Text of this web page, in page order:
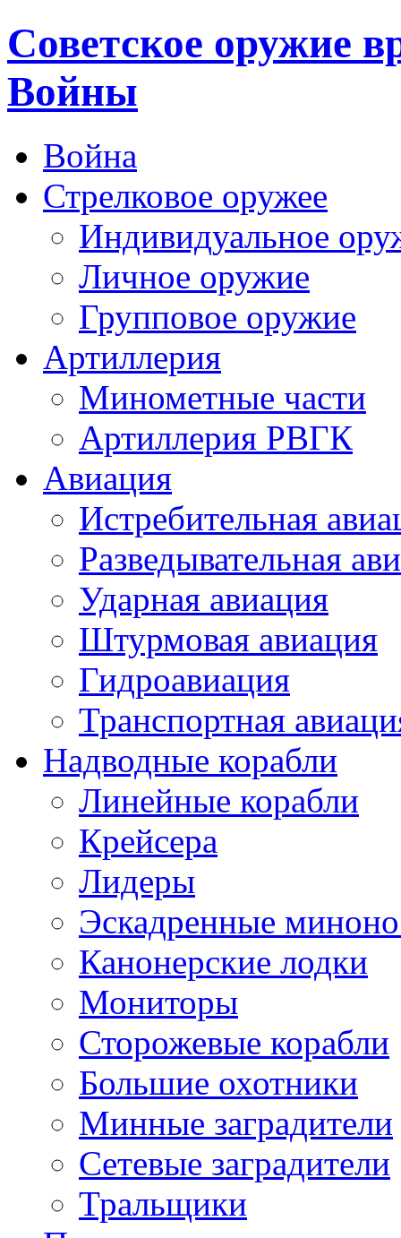
Cоветское оружие
Войны
Война
Стрелковое оружее
Индивидуальное
Личное оружие
Групповое оружие
Артиллерия
Минометные части
Артиллерия РВГК
Авиация
Истребительная
Разведывательная
Ударная авиация
Штурмовая авиация
Гидроавиация
Транспортная
Надводные корабли
Линейные корабли
Крейсера
Лидеры
Эскадренные
Канонерские лодки
Мониторы
Сторожевые корабли
Большие охотники
Минные заградители
Сетевые заградители
Тральщики